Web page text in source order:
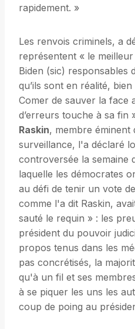
rapidement. »
Les renvois criminels, a
représentent « le
Biden (sic) responsables
qu’ils sont en réalité,
Comer de sauver la face
d’erreurs touche à sa fin
Raskin, membre éminent
surveillance, l'a déclaré
controversée la semaine
laquelle les démocrates
au défi de tenir un vote
comme l'a dit Raskin,
sauté le requin » : les
président du pouvoir
propos tenus dans les
pas concrétisés, la
qu'à un fil et ses
à se piquer les uns les
coup de poing au